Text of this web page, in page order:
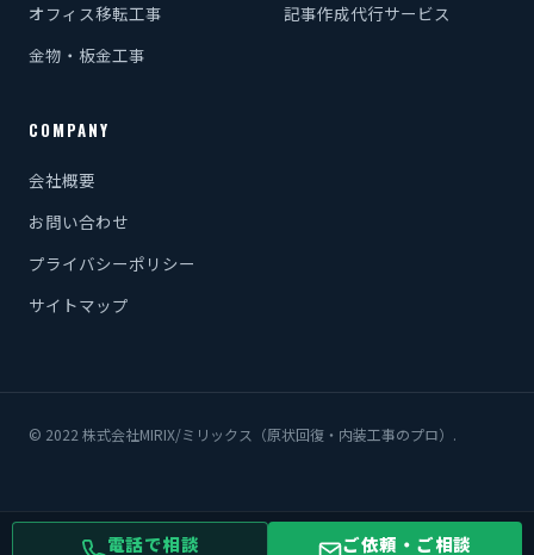
オフィス移転工事
金物・板金工事
記事作成代行サービス
COMPANY
会社概要
お問い合わせ
プライバシーポリシー
サイトマップ
© 2022 株式会社MIRIX/ミリックス（原状回復・内装工事のプロ）.
電話で相談 ご依頼・ご相談